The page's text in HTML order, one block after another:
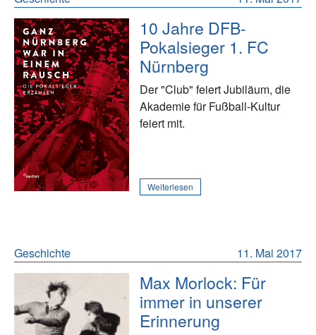
10 Jahre DFB-
Pokalsieger 1. FC
Nürnberg
Der "Club" feiert Jubiläum, die
Akademie für Fußball-Kultur
feiert mit.
Weiterlesen
11. Mai 2017
Geschichte
Max Morlock: Für
immer in unserer
Erinnerung